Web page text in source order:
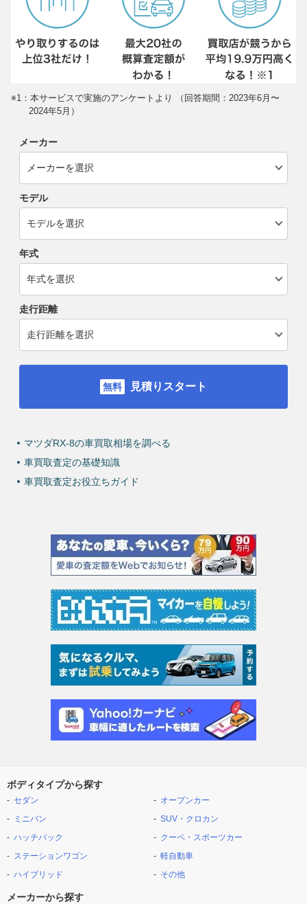
※1：本サービスで実施のアンケートより （回答期間：2023年6月〜
2024年5月）
メーカー
モデル
年式
走行距離
見積りスタート
マツダRX-8の車買取相場を調べる
車買取査定の基礎知識
車買取査定お役立ちガイド
ボディタイプから探す
セダン
ミニバン
ハッチバック
ステーションワゴン
ハイブリッド
オープンカー
SUV・クロカン
クーペ・スポーツカー
軽自動車
その他
メーカーから探す